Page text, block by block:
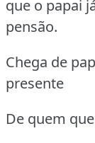
que o papai
pensão.
Chega de
presente
De quem